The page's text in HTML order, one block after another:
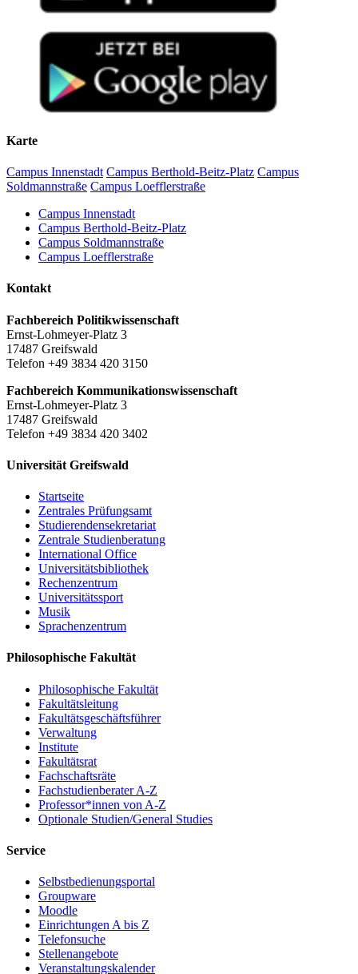
Karte
Campus Innenstadt Campus Berthold-Beitz-Platz Campus
Soldmannstraße Campus Loefflerstraße
Campus Innenstadt
Campus Berthold-Beitz-Platz
Campus Soldmannstraße
Campus Loefflerstraße
Kontakt
Fachbereich Politikwissenschaft
Ernst-Lohmeyer-Platz 3
17487 Greifswald
Telefon +49 3834 420 3150
Fachbereich Kommunikationswissenschaft
Ernst-Lohmeyer-Platz 3
17487 Greifswald
Telefon +49 3834 420 3402
Universität Greifswald
Startseite
Zentrales Prüfungsamt
Studierendensekretariat
Zentrale Studienberatung
International Office
Universitätsbibliothek
Rechenzentrum
Universitätssport
Musik
Sprachenzentrum
Philosophische Fakultät
Philosophische Fakultät
Fakultätsleitung
Fakultätsgeschäftsführer
Verwaltung
Institute
Fakultätsrat
Fachschaftsräte
Fachstudienberater A-Z
Professor*innen von A-Z
Optionale Studien/General Studies
Service
Selbstbedienungsportal
Groupware
Moodle
Einrichtungen A bis Z
Telefonsuche
Stellenangebote
Veranstaltungskalender